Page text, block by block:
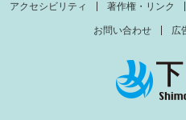
アクセシビリティ 著作権・リンク
お問い合わせ 広